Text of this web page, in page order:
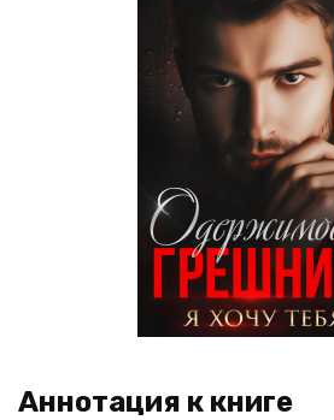
Аннотация к книге